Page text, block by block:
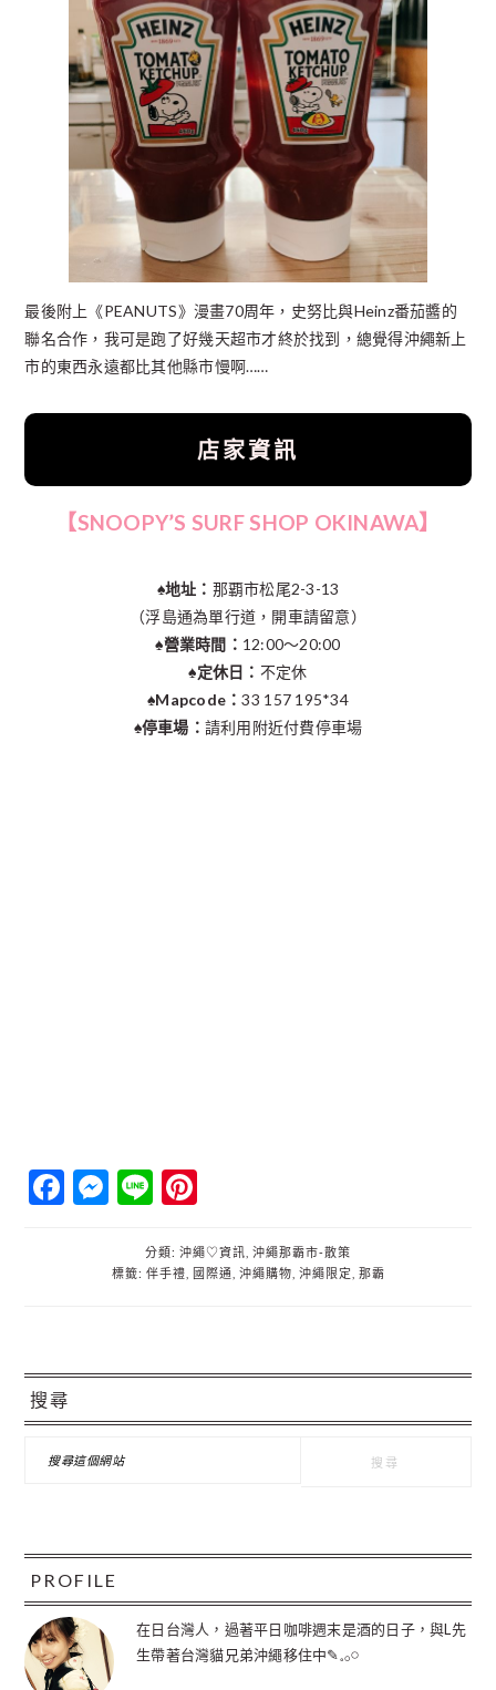
最後附上《PEANUTS》漫畫70周年，史努比與Heinz番茄醬的
聯名合作，我可是跑了好幾天超市才終於找到，總覺得沖繩新上
市的東西永遠都比其他縣市慢啊……
店家資訊
【SNOOPY’S SURF SHOP OKINAWA】
♠︎地址： 那覇市松尾2-3-13
（浮島通為單行道，開車請留意）
♠︎營業時間： 12:00～20:00
♠︎定休日： 不定休
♠︎Mapcode：33 157 195*34
♠︎停車場： 請利用附近付費停車場
Facebook
Messenger
Line
分類: 沖繩♡資訊 沖繩那霸市‐散策
標籤: 伴手禮 國際通 沖繩購物 沖繩限定 那霸
主
要
搜尋
網
站
PROFILE
在日台灣人，過著平日咖啡週末是酒的日子，與L先
生帶著台灣貓兄弟沖繩移住中✎𓈒𓂂𓏸